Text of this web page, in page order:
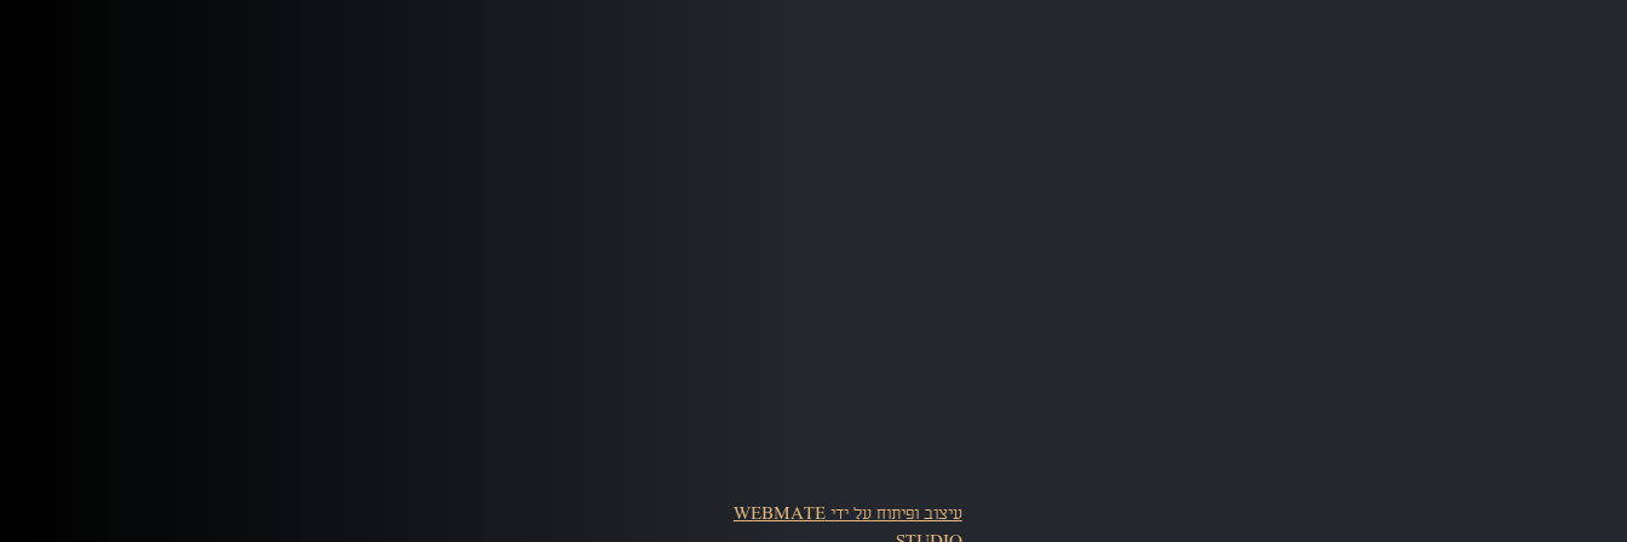
עיצוב ופיתוח על ידי WEBMATE